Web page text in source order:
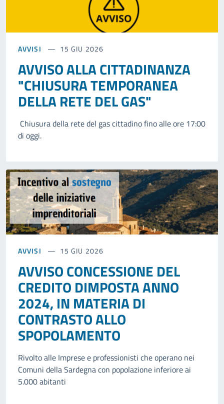
AVVISI 15 GIU 2026
AVVISO ALLA CITTADINANZA
"CHIUSURA TEMPORANEA
DELLA RETE DEL GAS"
Chiusura della rete del gas cittadino fino alle ore 17:00
di oggi.
AVVISI 15 GIU 2026
AVVISO CONCESSIONE DEL
CREDITO DIMPOSTA ANNO
2024, IN MATERIA DI
CONTRASTO ALLO
SPOPOLAMENTO
Rivolto alle Imprese e professionisti che operano nei
Comuni della Sardegna con popolazione inferiore ai
5.000 abitanti